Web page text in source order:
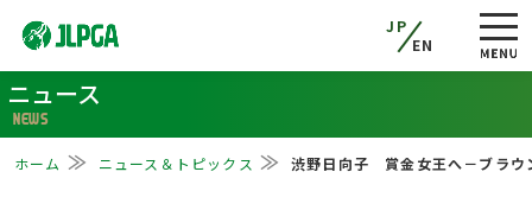
JP
EN
ニュース
NEWS
ホーム ニュース＆トピックス 渋野日向子 賞金女王へ－ブラウ